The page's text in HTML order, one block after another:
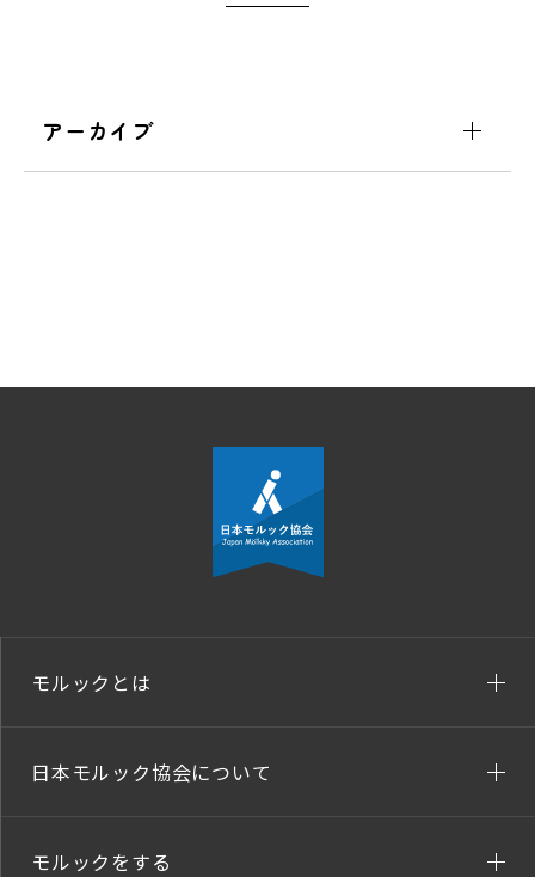
アーカイブ
モルックとは
日本モルック協会について
モルックをする